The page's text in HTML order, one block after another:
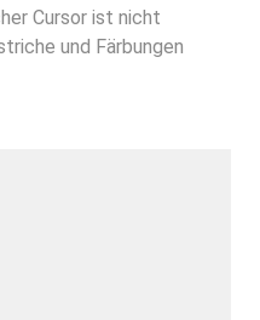
Cursor ist nicht
und Färbungen